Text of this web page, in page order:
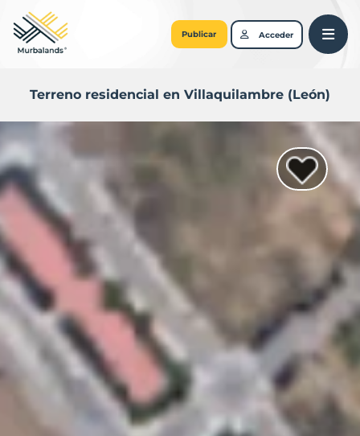
Publicar Acceder
Terreno residencial en Villaquilambre (León)